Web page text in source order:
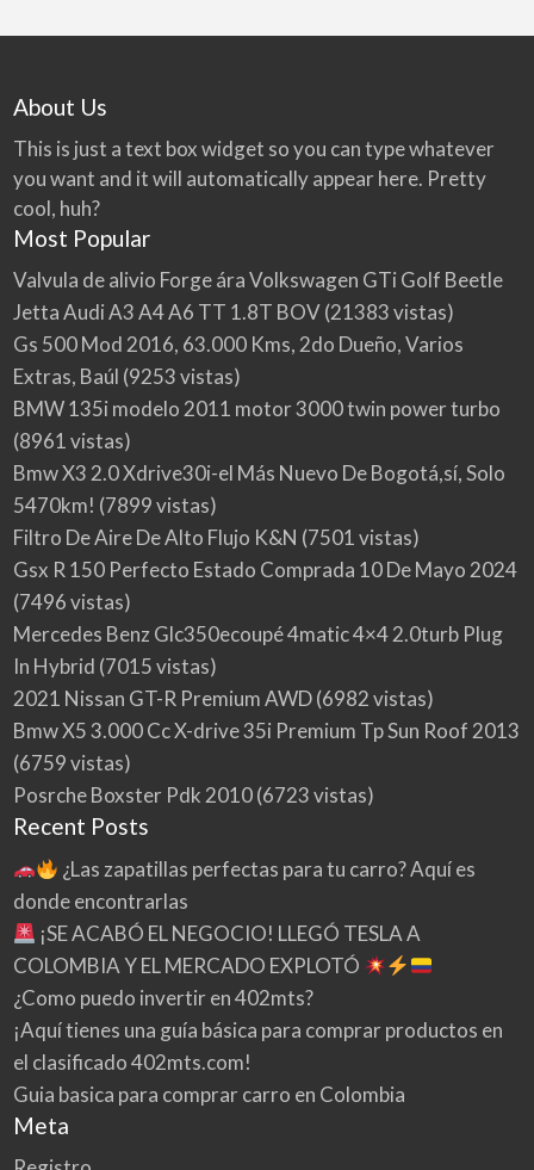
About Us
This is just a text box widget so you can type whatever
you want and it will automatically appear here. Pretty
cool, huh?
Most Popular
Valvula de alivio Forge ára Volkswagen GTi Golf Beetle
Jetta Audi A3 A4 A6 TT 1.8T BOV(21383 vistas)
Gs 500 Mod 2016, 63.000 Kms, 2do Dueño, Varios
Extras, Baúl (9253 vistas)
BMW 135i modelo 2011 motor 3000 twin power turbo
(8961 vistas)
Bmw X3 2.0 Xdrive30i-el Más Nuevo De Bogotá,sí, Solo
5470km! (7899 vistas)
Filtro De Aire De Alto Flujo K&N (7501 vistas)
Gsx R 150 Perfecto Estado Comprada 10 De Mayo 2024
(7496 vistas)
Mercedes Benz Glc350ecoupé 4matic 4×4 2.0turb Plug
In Hybrid (7015 vistas)
2021 Nissan GT-R Premium AWD(6982 vistas)
Bmw X5 3.000 Cc X-drive 35i Premium Tp Sun Roof 2013
(6759 vistas)
Posrche Boxster Pdk 2010(6723 vistas)
Recent Posts
¿Las zapatillas perfectas para tu carro? Aquí es
donde encontrarlas
¡SE ACABÓ EL NEGOCIO! LLEGÓ TESLA A
COLOMBIA Y EL MERCADO EXPLOTÓ
¿Como puedo invertir en 402mts?
¡Aquí tienes una guía básica para comprar productos en
el clasificado 402mts.com!
Guia basica para comprar carro en Colombia
Meta